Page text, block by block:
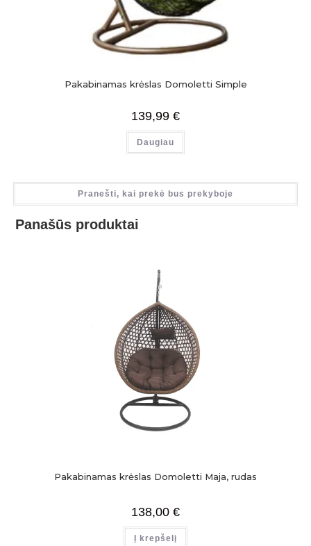
Pakabinamas krėslas Domoletti Simple
139,99 €
Daugiau
Pranešti, kai prekė bus prekyboje
Panašūs produktai
Pakabinamas krėslas Domoletti Maja, rudas
138,00 €
Į krepšelį